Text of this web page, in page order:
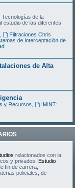
Tecnologías de la
estudio de las diferentes
Filtraciones Chris
de Interceptación de
de Alta
y Recursos
IMINT:
relacionados con la
y privados. Estudio
fin de carrera,
policiales, de